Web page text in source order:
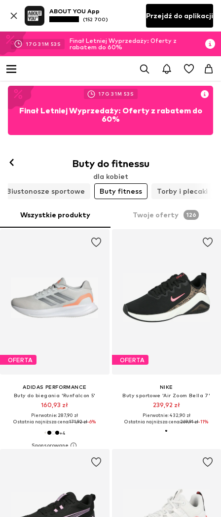
ABOUT YOU App
(152 700) Przejdź do aplikacji
17 G 31M 52 S
Finał Letniej Wyprzedaży: Oferty z
rabatem do 60%
17 G 31M 52 S
Finał Letniej Wyprzedaży: Oferty z rabatem do
60%
Buty do fitnessu
dla kobiet
Biustonosze sportowe
Buty fitness Torby i plecaki
Wszystkie produkty Twoje oferty 126
OFERTA
ADIDAS PERFORMANCE
Buty do biegania 'Runfalcon 5'
160,93 zł
Pierwotnie: 287,90 zł
Ostatnia najniższa cena:171,92 zł-6%
+4
OFERTA
NIKE
Buty sportowe 'Air Zoom Bella 7'
239,92 zł
Pierwotnie: 432,90 zł
Ostatnia najniższa cena:269,91 zł-11%